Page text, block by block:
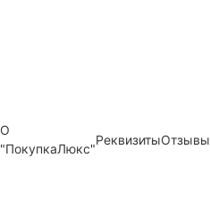
О
"ПокупкаЛюкс"
РеквизитыОтзывы